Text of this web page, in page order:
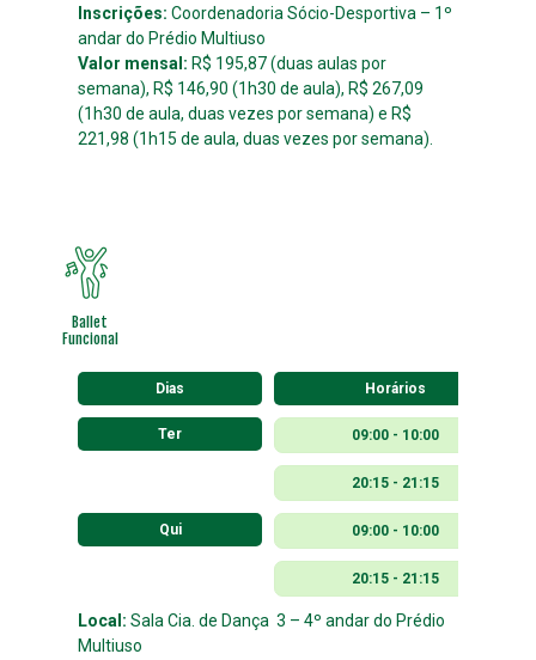
Inscrições: Coordenadoria Sócio-Desportiva – 1º
andar do Prédio Multiuso
Valor mensal: R$ 195,87 (duas aulas por
semana), R$ 146,90 (1h30 de aula), R$ 267,09
(1h30 de aula, duas vezes por semana) e R$
221,98 (1h15 de aula, duas vezes por semana).
Ballet
Funcional
Dias Horários
Ter 09:00 - 10:00
20:15 - 21:15
Qui 09:00 - 10:00
20:15 - 21:15
Local: Sala Cia. de Dança 3 – 4º andar do Prédio
Multiuso